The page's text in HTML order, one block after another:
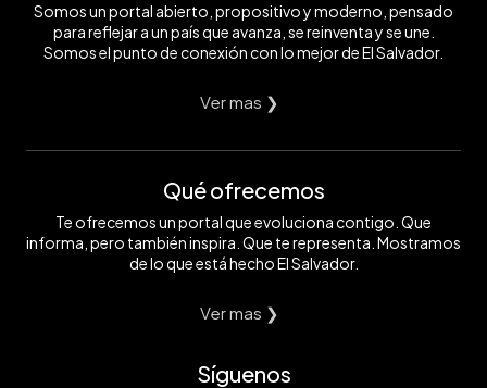
Somos un portal abierto, propositivo y moderno, pensado
para reflejar a un país que avanza, se reinventa y se une.
Somos el punto de conexión con lo mejor de El Salvador.
Ver mas ❯
Qué ofrecemos
Te ofrecemos un portal que evoluciona contigo. Que
informa, pero también inspira. Que te representa. Mostramos
de lo que está hecho El Salvador.
Ver mas ❯
Síguenos